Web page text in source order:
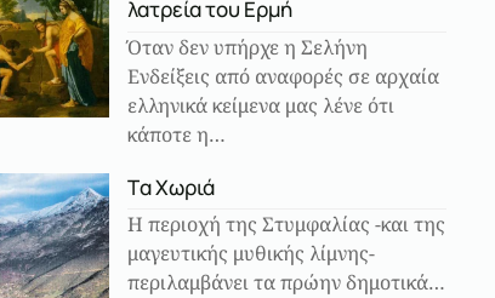
λατρεία του Ερμή
Όταν δεν υπήρχε η Σελήνη
Ενδείξεις από αναφορές σε αρχαία
ελληνικά κείμενα μας λένε ότι
κάποτε η…
Tα Χωριά
Η περιοχή της Στυμφαλίας -και της
μαγευτικής μυθικής λίμνης-
περιλαμβάνει τα πρώην δημοτικά…